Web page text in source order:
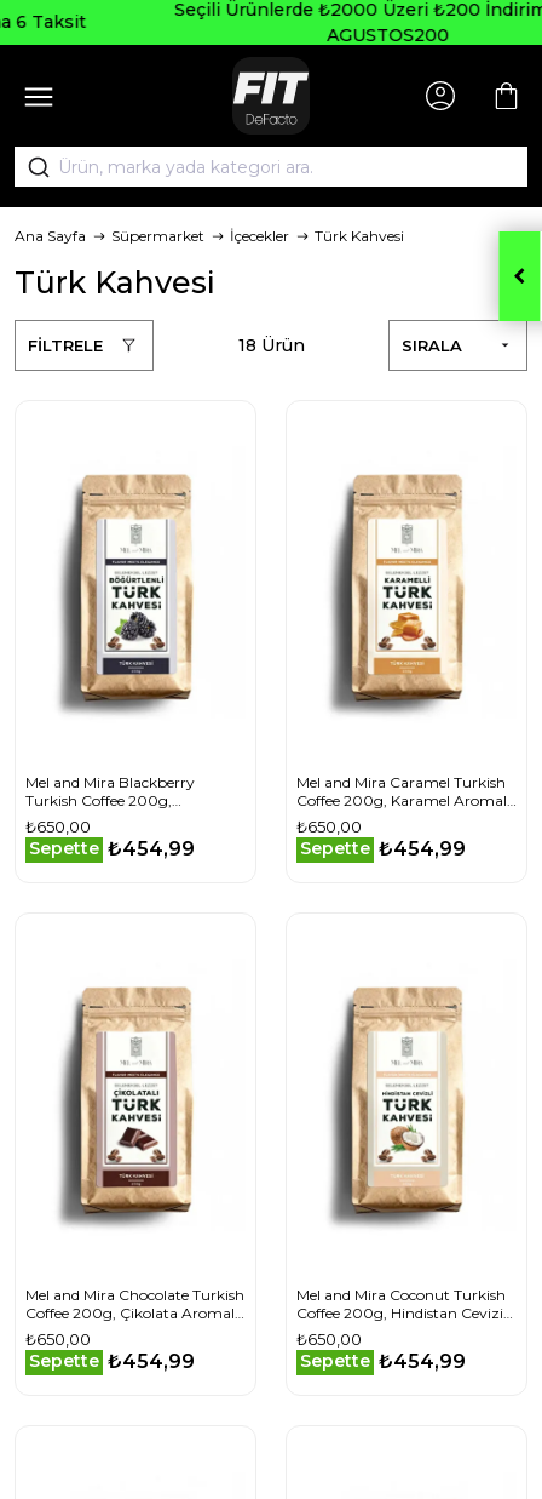
Seçili Ürünlerde ₺2000 Üzeri ₺200 İndirim Kodu:
AGUSTOS200
Ana Sayfa Süpermarket İçecekler Türk Kahvesi
Türk Kahvesi
FİLTRELE SIRALA
18 Ürün
Mel and Mira Blackberry
Turkish Coffee 200g,
Böğürtlen Aromalı Türk
Kahvesi
₺650,00
Sepette ₺454,99
Mel and Mira Caramel Turkish
Coffee 200g, Karamel Aromalı
Türk Kahvesi
₺650,00
Sepette ₺454,99
Mel and Mira Chocolate Turkish
Coffee 200g, Çikolata Aromalı
Türk Kahvesi
₺650,00
Sepette ₺454,99
Mel and Mira Coconut Turkish
Coffee 200g, Hindistan Cevizi
Aromalı Türk Kahvesi
₺650,00
Sepette ₺454,99